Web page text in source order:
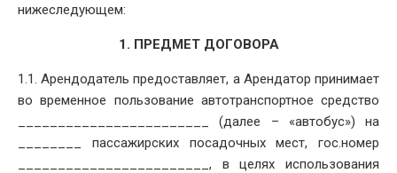
нижеследующем:
1. ПРЕДМЕТ ДОГОВОРА
1.1. Арендодатель предоставляет, а Арендатор принимает
во временное пользование автотранспортное средство
________________________ (далее – «автобус») на
________ пассажирских посадочных мест, гос.номер
________________________, в целях использования